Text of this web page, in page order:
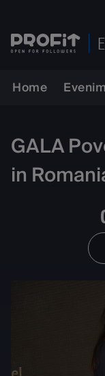
Home
GALA
in